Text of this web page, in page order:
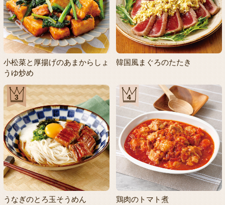
小松菜と厚揚げのあまからしょ
うゆ炒め
韓国風まぐろのたたき
3
うなぎのとろ玉そうめん
4
鶏肉のトマト煮